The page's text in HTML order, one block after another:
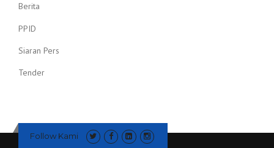
Berita
PPID
Siaran Pers
Tender
Follow Kami